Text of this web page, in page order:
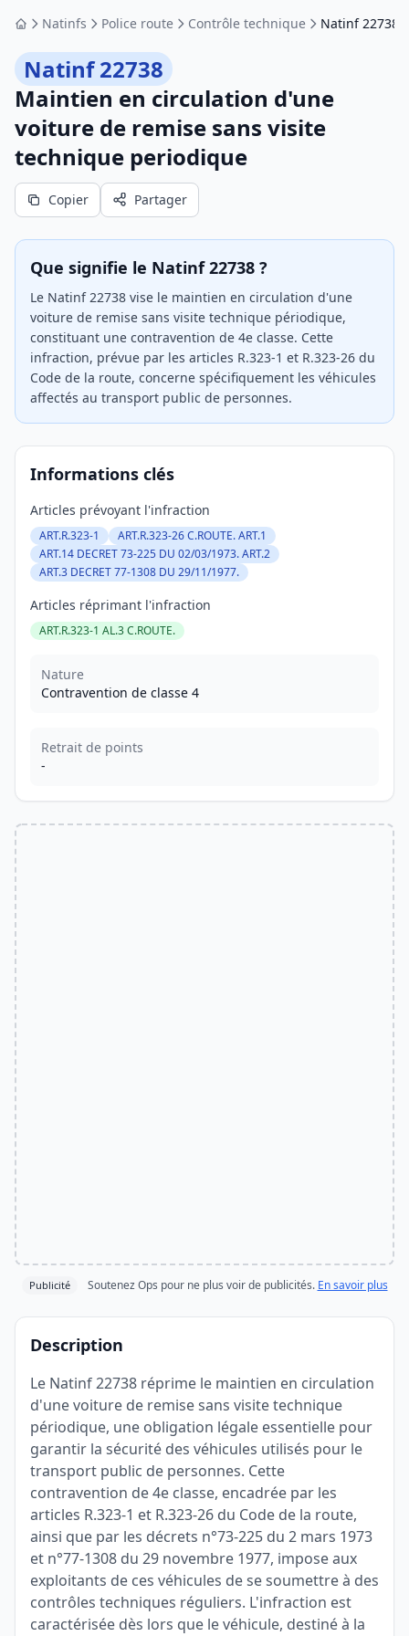
AccueilNatinfs Police route Contrôle technique Natinf 22738
Natinf 22738
Maintien en circulation d'une
voiture de remise sans visite
technique periodique
Copier Partager
Que signifie le Natinf 22738 ?
Le Natinf 22738 vise le maintien en circulation d'une
voiture de remise sans visite technique périodique,
constituant une contravention de 4e classe. Cette
infraction, prévue par les articles R.323-1 et R.323-26 du
Code de la route, concerne spécifiquement les véhicules
affectés au transport public de personnes.
Informations clés
Articles prévoyant l'infraction
ART.R.323-1
ART.R.323-26 C.ROUTE. ART.1
ART.14 DECRET 73-225 DU 02/03/1973. ART.2
ART.3 DECRET 77-1308 DU 29/11/1977.
Articles réprimant l'infraction
ART.R.323-1 AL.3 C.ROUTE.
Nature
Contravention de classe 4
Retrait de points
-
Publicité Soutenez Ops pour ne plus voir de publicités. En savoir plus
Description
Le Natinf 22738 réprime le maintien en circulation
d'une voiture de remise sans visite technique
périodique, une obligation légale essentielle pour
garantir la sécurité des véhicules utilisés pour le
transport public de personnes. Cette
contravention de 4e classe, encadrée par les
articles R.323-1 et R.323-26 du Code de la route,
ainsi que par les décrets n°73-225 du 2 mars 1973
et n°77-1308 du 29 novembre 1977, impose aux
exploitants de ces véhicules de se soumettre à des
contrôles techniques réguliers. L'infraction est
caractérisée dès lors que le véhicule, destiné à la